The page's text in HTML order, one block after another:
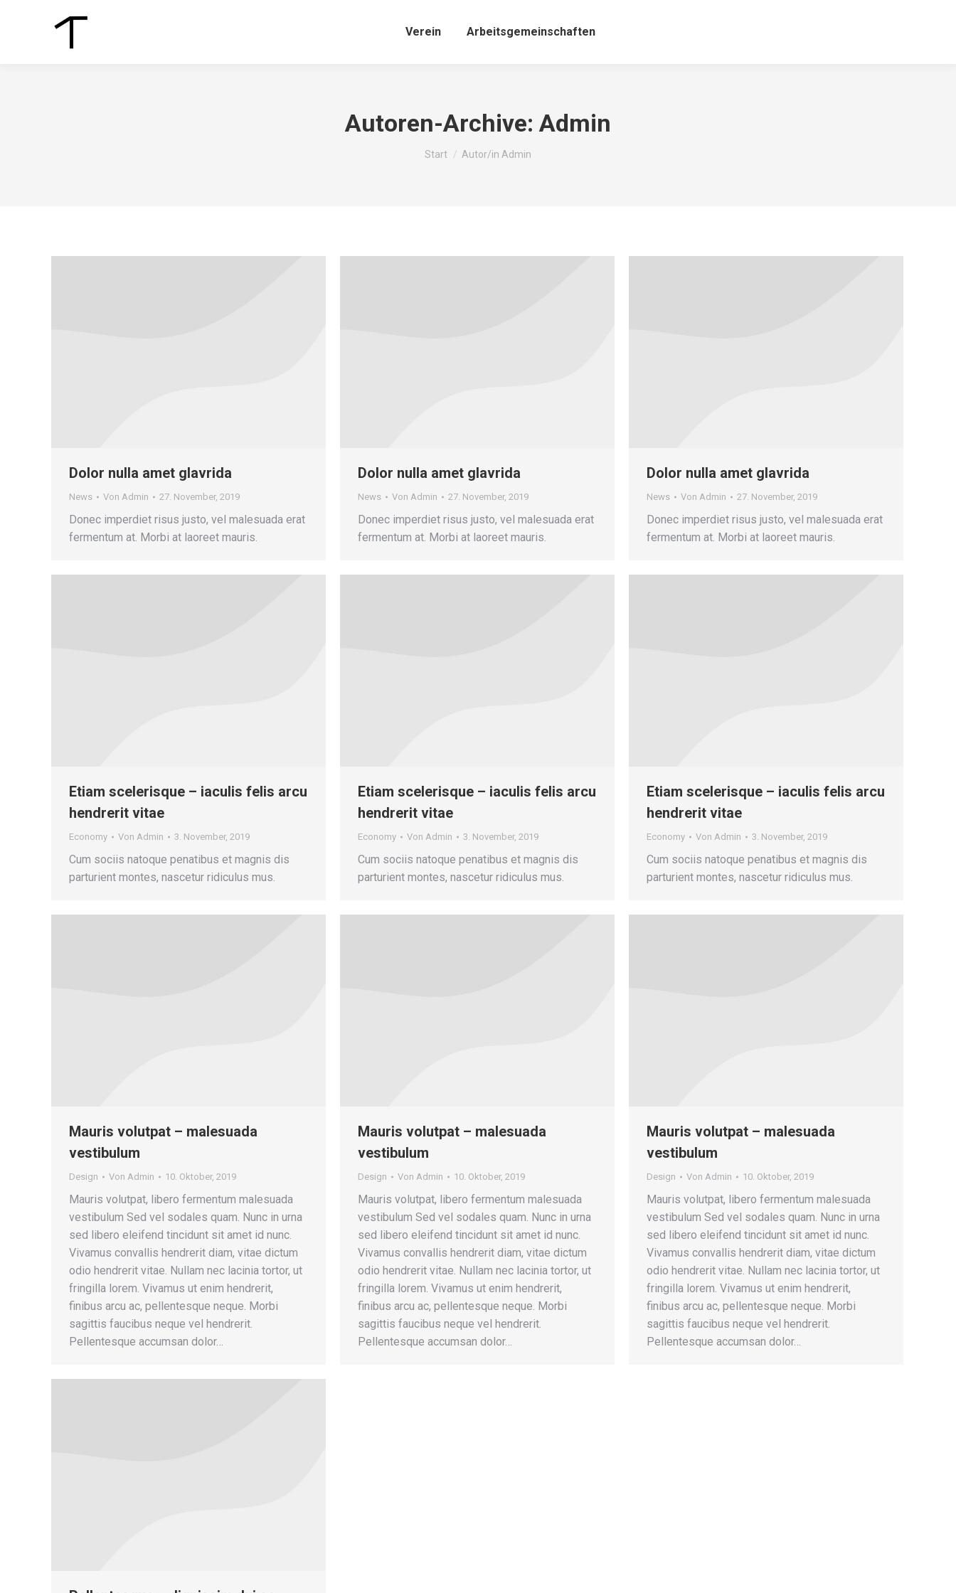
Verein Arbeitsgemeinschaften
Autoren-Archive: Admin
Sie befinden sich hier:
Start Autor/in Admin
Dolor nulla amet glavrida
News Von Admin 27. November, 2019
Donec imperdiet risus justo, vel malesuada erat
fermentum at. Morbi at laoreet mauris.
Dolor nulla amet glavrida
News Von Admin 27. November, 2019
Donec imperdiet risus justo, vel malesuada erat
fermentum at. Morbi at laoreet mauris.
Dolor nulla amet glavrida
News Von Admin 27. November, 2019
Donec imperdiet risus justo, vel malesuada erat
fermentum at. Morbi at laoreet mauris.
Etiam scelerisque – iaculis felis arcu
hendrerit vitae
Economy Von Admin 3. November, 2019
Cum sociis natoque penatibus et magnis dis
parturient montes, nascetur ridiculus mus.
Etiam scelerisque – iaculis felis arcu
hendrerit vitae
Economy Von Admin 3. November, 2019
Cum sociis natoque penatibus et magnis dis
parturient montes, nascetur ridiculus mus.
Etiam scelerisque – iaculis felis arcu
hendrerit vitae
Economy Von Admin 3. November, 2019
Cum sociis natoque penatibus et magnis dis
parturient montes, nascetur ridiculus mus.
Mauris volutpat – malesuada
vestibulum
Design Von Admin 10. Oktober, 2019
Mauris volutpat, libero fermentum malesuada
vestibulum Sed vel sodales quam. Nunc in urna
sed libero eleifend tincidunt sit amet id nunc.
Vivamus convallis hendrerit diam, vitae dictum
odio hendrerit vitae. Nullam nec lacinia tortor, ut
fringilla lorem. Vivamus ut enim hendrerit,
finibus arcu ac, pellentesque neque. Morbi
sagittis faucibus neque vel hendrerit.
Pellentesque accumsan dolor…
Mauris volutpat – malesuada
vestibulum
Design Von Admin 10. Oktober, 2019
Mauris volutpat, libero fermentum malesuada
vestibulum Sed vel sodales quam. Nunc in urna
sed libero eleifend tincidunt sit amet id nunc.
Vivamus convallis hendrerit diam, vitae dictum
odio hendrerit vitae. Nullam nec lacinia tortor, ut
fringilla lorem. Vivamus ut enim hendrerit,
finibus arcu ac, pellentesque neque. Morbi
sagittis faucibus neque vel hendrerit.
Pellentesque accumsan dolor…
Mauris volutpat – malesuada
vestibulum
Design Von Admin 10. Oktober, 2019
Mauris volutpat, libero fermentum malesuada
vestibulum Sed vel sodales quam. Nunc in urna
sed libero eleifend tincidunt sit amet id nunc.
Vivamus convallis hendrerit diam, vitae dictum
odio hendrerit vitae. Nullam nec lacinia tortor, ut
fringilla lorem. Vivamus ut enim hendrerit,
finibus arcu ac, pellentesque neque. Morbi
sagittis faucibus neque vel hendrerit.
Pellentesque accumsan dolor…